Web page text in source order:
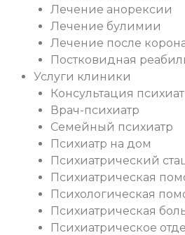
Лечение анорексии
Лечение булимии
Лечение после
Постковидная
Услуги клиники
Консультация
Врач-психиатр
Семейный психиатр
Психиатр на дом
Психиатрический
Психиатрическая
Психологическая
Психиатрическая
Психиатрическое